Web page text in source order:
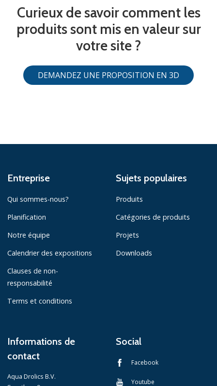
Curieux de savoir comment les
produits sont mis en valeur sur
votre site ?
DEMANDEZ UNE PROPOSITION EN 3D
Entreprise
Qui sommes-nous?
Planification
Notre équipe
Calendrier des expositions
Clauses de non-
responsabilité
Terms et conditions
Sujets populaires
Produits
Catégories de produits
Projets
Downloads
Informations de
contact
Aqua Drolics B.V.
Social
Facebook
Youtube